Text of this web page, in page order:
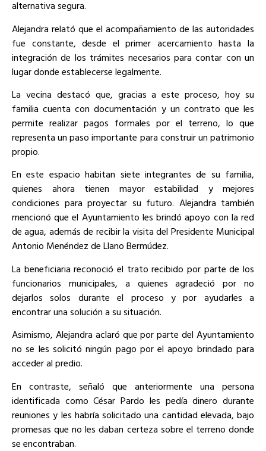
alternativa segura.
Alejandra relató que el acompañamiento de las autoridades
fue constante, desde el primer acercamiento hasta la
integración de los trámites necesarios para contar con un
lugar donde establecerse legalmente.
La vecina destacó que, gracias a este proceso, hoy su
familia cuenta con documentación y un contrato que les
permite realizar pagos formales por el terreno, lo que
representa un paso importante para construir un patrimonio
propio.
En este espacio habitan siete integrantes de su familia,
quienes ahora tienen mayor estabilidad y mejores
condiciones para proyectar su futuro. Alejandra también
mencionó que el Ayuntamiento les brindó apoyo con la red
de agua, además de recibir la visita del Presidente Municipal
Antonio Menéndez de Llano Bermúdez.
La beneficiaria reconoció el trato recibido por parte de los
funcionarios municipales, a quienes agradeció por no
dejarlos solos durante el proceso y por ayudarles a
encontrar una solución a su situación.
Asimismo, Alejandra aclaró que por parte del Ayuntamiento
no se les solicitó ningún pago por el apoyo brindado para
acceder al predio.
En contraste, señaló que anteriormente una persona
identificada como César Pardo les pedía dinero durante
reuniones y les habría solicitado una cantidad elevada, bajo
promesas que no les daban certeza sobre el terreno donde
se encontraban.